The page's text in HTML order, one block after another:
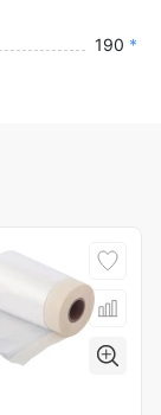
190 *